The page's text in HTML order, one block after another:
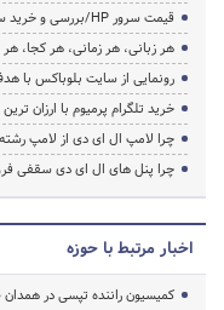
قیمت سرور HP/بررسی و خرید سرور اچ پی
هر زبانی، هر زمانی، هر کجا، هر
رونمایی از سایت بلوباکس با
خرید تلگرام پرمیوم با ارزان
چرا لامپ ال ای دی از لامپ
چرا پنل های ال ای دی سقفی
اخبار مرتبط با حوزه
کمیسیون راننده تپسی در